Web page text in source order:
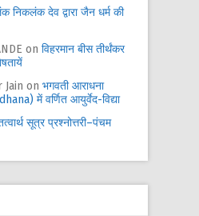
निकलंक देव द्वारा जैन धर्म की
on विहरमान बीस तीर्थंकर
Jain on भगवती आराधना
में वर्णित आयुर्वेद-विद्या
सूत्र प्रश्नोत्तरी–पंचम